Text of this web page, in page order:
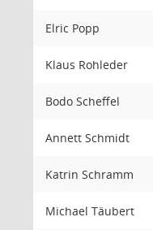
Elric Popp
Klaus Rohleder
Bodo Scheffel
Annett Schmidt
Katrin Schramm
Michael Täubert